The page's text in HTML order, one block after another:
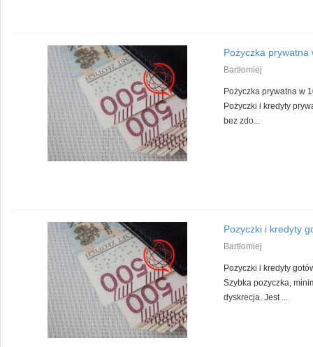
Pożyczka prywatna
Bartłomiej
Pożyczka prywatna w
Pożyczki i kredyty
bez zdo...
Pozyczki i kredyty
Bartłomiej
Pozyczki i kredyty
Szybka pozyczka,
dyskrecja. Jest ...